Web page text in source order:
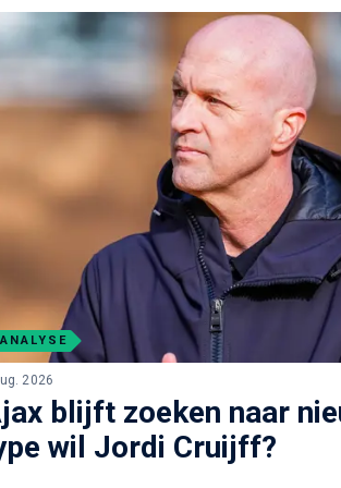
ANALYSE
2026
blijft zoeken naar
wil Jordi Cruijff?